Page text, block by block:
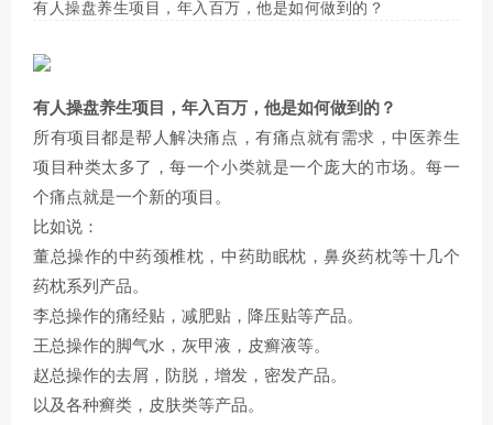
​有人操盘养生项目，年入百万，他是如何做到的？
​有人操盘养生项目，年入百万，他是如何做到的？
所有项目都是帮人解决痛点，有痛点就有需求，中医养生
项目种类太多了，每一个小类就是一个庞大的市场。每一
个痛点就是一个新的项目。
比如说：
董总操作的中药颈椎枕，中药助眠枕，鼻炎药枕等十几个
药枕系列产品。
李总操作的痛经贴，减肥贴，降压贴等产品。
王总操作的脚气水，灰甲液，皮癣液等。
赵总操作的去屑，防脱，增发，密发产品。
以及各种癣类，皮肤类等产品。